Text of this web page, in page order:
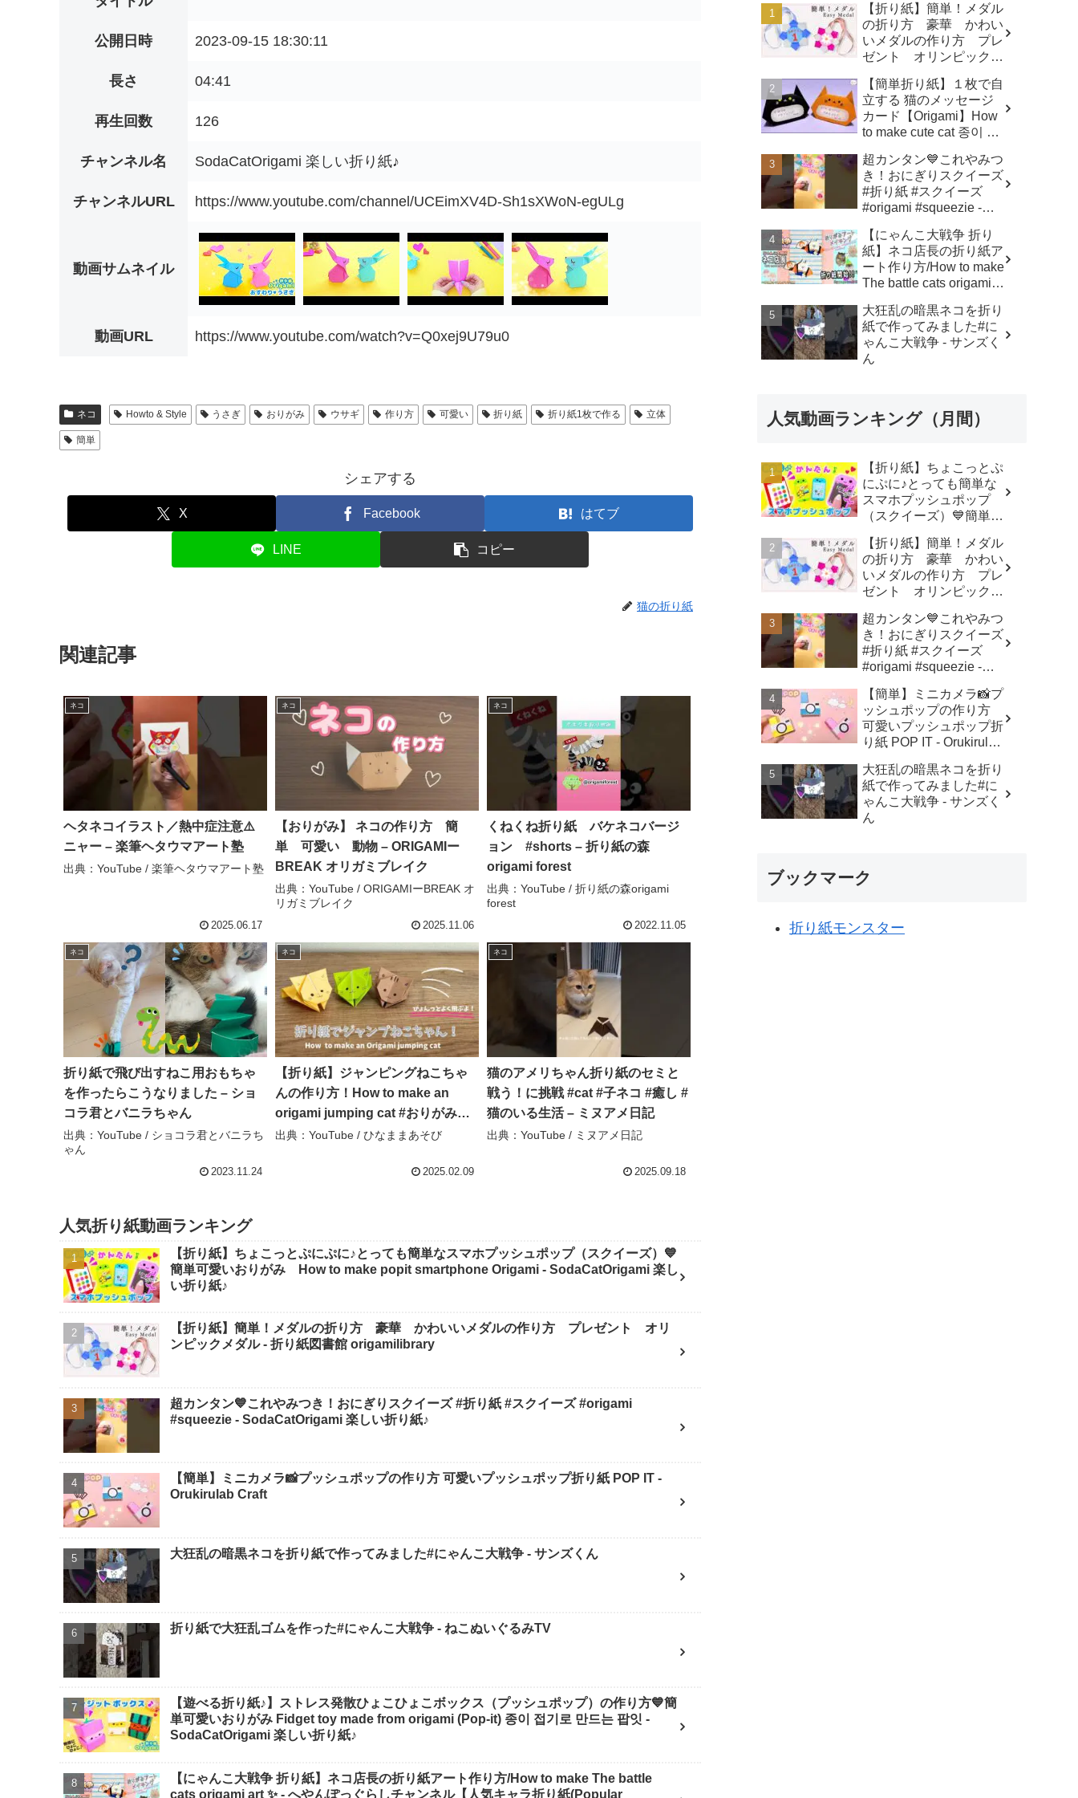
公開日時 2023-09-15 18:30:11
長さ 04:41
再生回数 126
チャンネル名 SodaCatOrigami 楽しい折り紙♪
チャンネルURL https://www.youtube.com/channel/UCEimXV4D-Sh1sXWoN-egULg
動画サムネイル
動画URL https://www.youtube.com/watch?v=Q0xej9U79u0
ネコ Howto & Style うさぎ おりがみ ウサギ 作り方 可愛い 折り紙 折り紙1枚で作る 立体
簡単
シェアする
X Facebook はてブ
LINE コピー
猫の折り紙
関連記事
ネコ
ヘタネコイラスト／熱中症注意⚠️
ニャー – 楽筆ヘタウマアート塾
出典：YouTube / 楽筆ヘタウマアート塾
2025.06.17
ネコ
【おりがみ】 ネコの作り方 簡
単 可愛い 動物 – ORIGAMIー
BREAK オリガミブレイク
出典：YouTube / ORIGAMIーBREAK オ
リガミブレイク
2025.11.06
ネコ
くねくね折り紙 バケネコバージ
ョン #shorts – 折り紙の森
origami forest
出典：YouTube / 折り紙の森origami
forest
2022.11.05
ネコ
折り紙で飛び出すねこ用おもちゃ
を作ったらこうなりました – ショ
コラ君とバニラちゃん
出典：YouTube / ショコラ君とバニラち
ゃん
2023.11.24
ネコ
【折り紙】ジャンピングねこちゃ
んの作り方！How to make an
origami jumping cat #おりがみ
#origami #diy #ハンドメイド #工
出典：YouTube / ひなままあそび
2025.02.09
ネコ
猫のアメリちゃん折り紙のセミと
戦う！に挑戦 #cat #子ネコ #癒し #
猫のいる生活 – ミヌアメ日記
出典：YouTube / ミヌアメ日記
2025.09.18
人気折り紙動画ランキング
【折り紙】ちょこっとぷにぷに♪とっても簡単なスマホプッシュポップ（スクイーズ）💙
簡単可愛いおりがみ How to make popit smartphone Origami - SodaCatOrigami 楽し
い折り紙♪
【折り紙】簡単！メダルの折り方 豪華 かわいいメダルの作り方 プレゼント オリ
ンピックメダル - 折り紙図書館 origamilibrary
超カンタン💙これやみつき！おにぎりスクイーズ #折り紙 #スクイーズ #origami
#squeezie - SodaCatOrigami 楽しい折り紙♪
【簡単】ミニカメラ📸プッシュポップの作り方 可愛いプッシュポップ折り紙 POP IT -
Orukirulab Craft
大狂乱の暗黒ネコを折り紙で作ってみました#にゃんこ大戦争 - サンズくん
折り紙で大狂乱ゴムを作った#にゃんこ大戦争 - ねこぬいぐるみTV
【遊べる折り紙♪】ストレス発散ひょこひょこボックス（プッシュポップ）の作り方💙簡
単可愛いおりがみ Fidget toy made from origami (Pop-it) 종이 접기로 만드는 팝잇 -
SodaCatOrigami 楽しい折り紙♪
【にゃんこ大戦争 折り紙】ネコ店長の折り紙アート作り方/How to make The battle
cats origami art ✨️ - へやんぽっぐらしチャンネル【人気キャラ折り紙(Popular
【折り紙】簡単！メダル
の折り方 豪華 かわい
いメダルの作り方 プレ
ゼント オリンピックメ
origamilibrary
【簡単折り紙】１枚で自
立する 猫のメッセージ
カード【Origami】How
to make cute cat 종이 접
ン トトロ Totoro 万圣
节 小猫咪 Halloween -
hana's channel
超カンタン💙これやみつ
き！おにぎりスクイーズ
#折り紙 #スクイーズ
#origami #squeezie -
折り紙♪
【にゃんこ大戦争 折り
紙】ネコ店長の折り紙ア
ート作り方/How to make
The battle cats origami
チャンネル【人気キャラ
折り紙(Popular
character origami)】
大狂乱の暗黒ネコを折り
紙で作ってみました#に
ゃんこ大戦争 - サンズく
ん
人気動画ランキング（月間）
【折り紙】ちょこっとぷ
にぷに♪とっても簡単な
スマホプッシュポップ
（スクイーズ）💙簡単可
make popit smartphone
Origami -
SodaCatOrigami 楽しい
折り紙♪
【折り紙】簡単！メダル
の折り方 豪華 かわい
いメダルの作り方 プレ
ゼント オリンピックメ
origamilibrary
超カンタン💙これやみつ
き！おにぎりスクイーズ
#折り紙 #スクイーズ
#origami #squeezie -
折り紙♪
【簡単】ミニカメラ📸プ
ッシュポップの作り方
可愛いプッシュポップ折
り紙 POP IT - Orukirulab
大狂乱の暗黒ネコを折り
紙で作ってみました#に
ゃんこ大戦争 - サンズく
ん
ブックマーク
折り紙モンスター